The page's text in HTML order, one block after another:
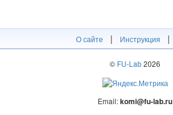
О сайте | Инструкция |
© FU-Lab2026
Email:komi@fu-lab.ru